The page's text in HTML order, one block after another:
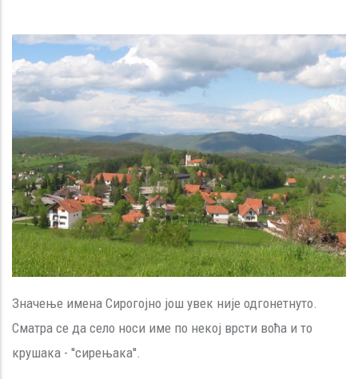
Значење имена Сирогојно још увек није одгонетнуто.
Сматра се да село носи име по некој врсти воћа и то
крушака - ''сирењака''.